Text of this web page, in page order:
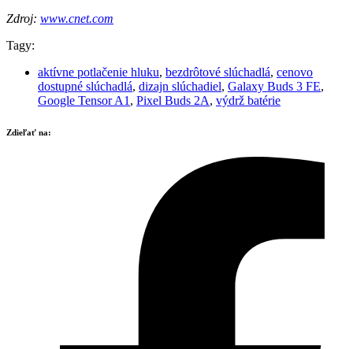
Zdroj: www.cnet.com
Tagy:
aktívne potlačenie hluku, bezdrôtové slúchadlá, cenovo
dostupné slúchadlá, dizajn slúchadiel, Galaxy Buds 3 FE,
Google Tensor A1 , Pixel Buds 2A, výdrž batérie
Zdieľať na: